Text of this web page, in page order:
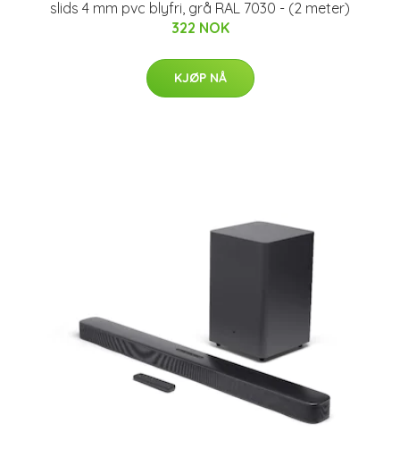
slids 4 mm pvc blyfri, grå RAL 7030 - (2 meter)
322 NOK
KJØP NÅ